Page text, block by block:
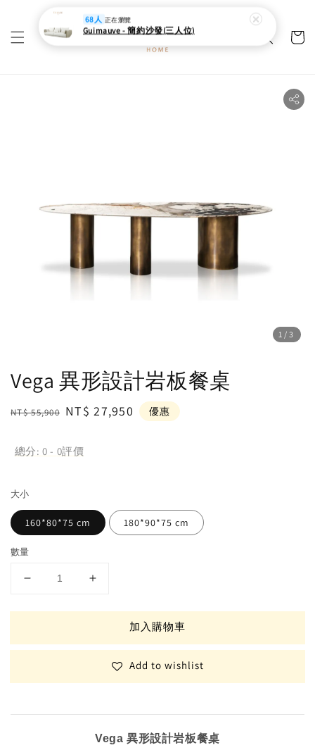
1 /3
Vega 異形設計岩板餐桌
Regular
NT$ 55,900 Sale
NT$ 27,950 優惠
總分:0 - 0評價
大小
160*80*75 cm 180*90*75 cm
數量
加入購物車
Add to wishlist
Vega 異形設計岩板餐桌
68人 正在瀏覽
Guimauve - 簡約沙發(三人位)